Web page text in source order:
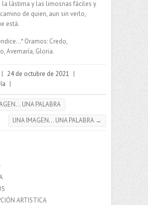
la lástima y las limosnas fáciles y
de quien, aun sin verlo,
está.
Oramos: Credo,
Avemaría, Gloria.
| 24 de octubre de 2021 |
|
UNA PALABRA
UNA IMAGEN… UNA PALABRA →
ARTISTICA